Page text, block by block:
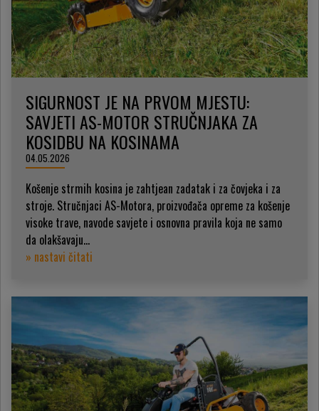
SIGURNOST JE NA PRVOM MJESTU:
SAVJETI AS-MOTOR STRUČNJAKA ZA
KOSIDBU NA KOSINAMA
04.05.2026
Košenje strmih kosina je zahtjean zadatak i za čovjeka i za
stroje. Stručnjaci AS-Motora, proizvođača opreme za košenje
visoke trave, navode savjete i osnovna pravila koja ne samo
da olakšavaju...
» nastavi čitati